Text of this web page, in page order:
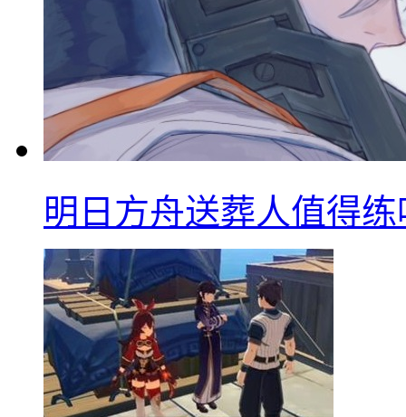
明日方舟送葬人值得